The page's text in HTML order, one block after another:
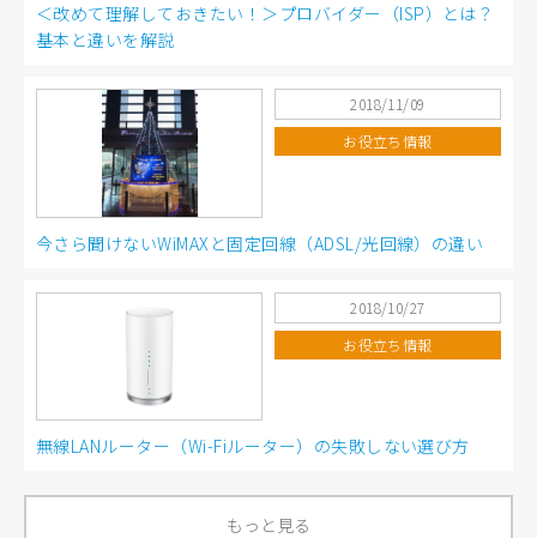
＜改めて理解しておきたい！＞プロバイダー（ISP）とは？
基本と違いを解説
2018/11/09
お役立ち情報
今さら聞けないWiMAXと固定回線（ADSL/光回線）の違い
2018/10/27
お役立ち情報
無線LANルーター（Wi-Fiルーター）の失敗しない選び方
もっと見る